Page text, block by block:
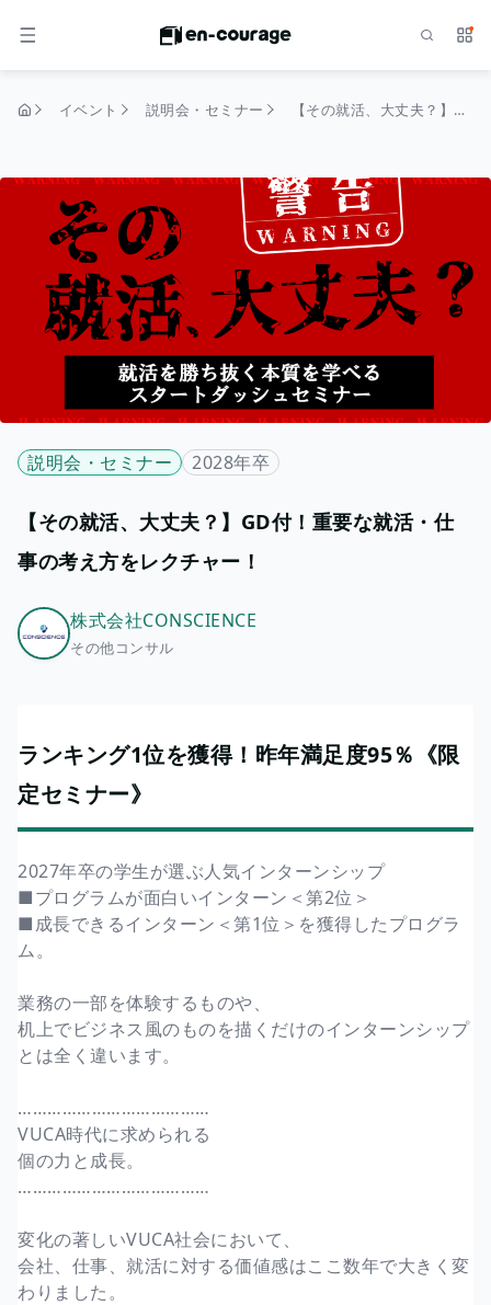
メニュー サ
イベント 説明会・セミナー 【その就活、大丈夫？】GD付！重要な就活・仕事の考え方をレクチャー！
説明会・セミナー 2028年卒
【その就活、大丈夫？】GD付！重要な就活・仕
事の考え方をレクチャー！
株式会社CONSCIENCE
その他コンサル
ランキング1位を獲得！昨年満足度95％《限
定セミナー》
2027年卒の学生が選ぶ人気インターンシップ
■プログラムが面白いインターン＜第2位＞
■成長できるインターン＜第1位＞を獲得したプログラ
ム。
業務の一部を体験するものや、
机上でビジネス風のものを描くだけのインターンシップ
とは全く違います。
…………………………………
VUCA時代に求められる
個の力と成長。
…………………………………
変化の著しいVUCA社会において、
会社、仕事、就活に対する価値感はここ数年で大きく変
わりました。